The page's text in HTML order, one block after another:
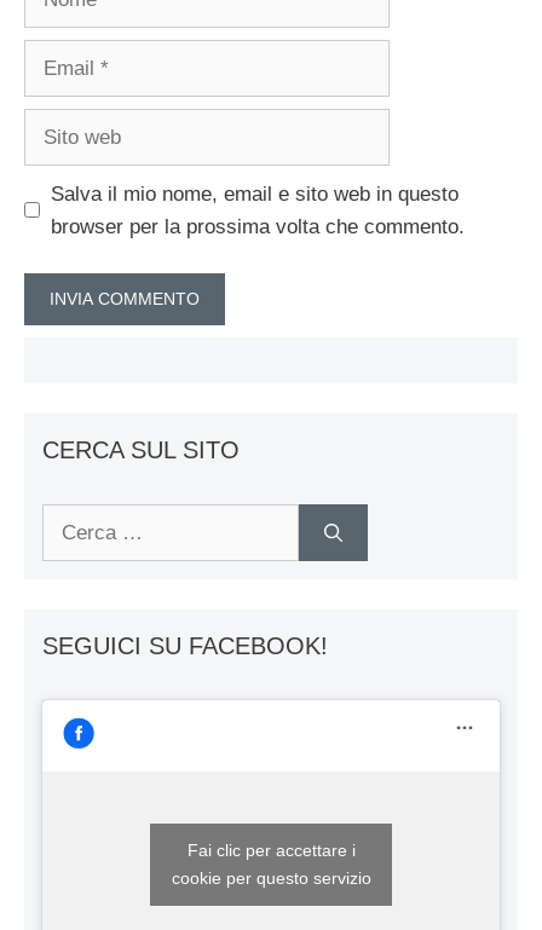
Email
Sito
Salva il mio nome, email e sito web in questo
browser per la prossima volta che commento.
CERCA SUL SITO
Ricerca
SEGUICI SU FACEBOOK!
Fai clic per accettare i
cookie per questo servizio